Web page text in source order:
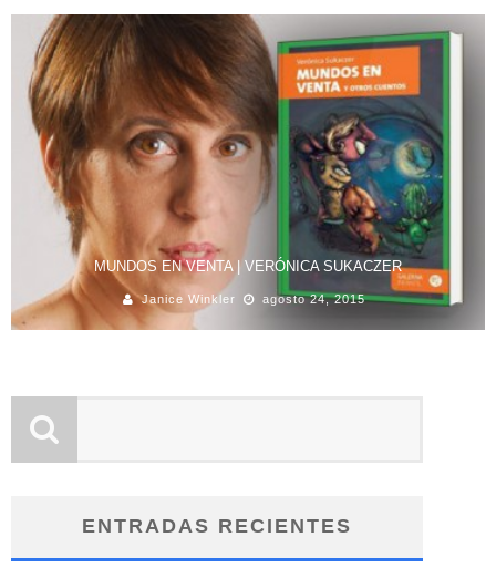
MUNDOS EN VENTA | VERÓNICA SUKACZER
Janice Winkler agosto 24, 2015
ENTRADAS RECIENTES